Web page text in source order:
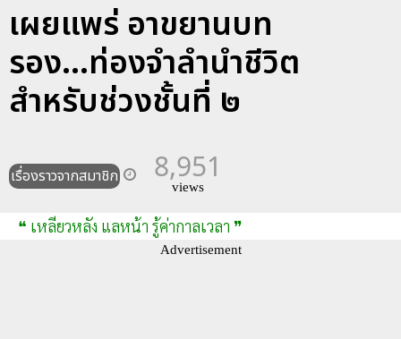
เผยแพร่ อาขยานบท
รอง...ท่องจำลำนำชีวิต
สำหรับช่วงชั้นที่ ๒
เรื่องราวจากสมาชิก 8,951
views
❝ เหลียวหลัง แลหน้า รู้ค่ากาลเวลา ❞
Advertisement